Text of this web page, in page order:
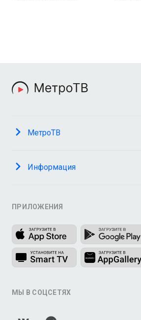
МетроТВ
Информация
ПРИЛОЖЕНИЯ
МЫ В СОЦСЕТЯХ